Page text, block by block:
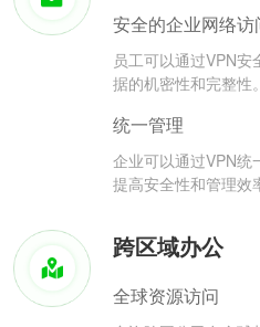
安全的企业网络访
员工可以通过VPN
据的机密性和完整性。
统一管理
企业可以通过VPN统
提高安全性和管理效
跨区域办公
全球资源访问